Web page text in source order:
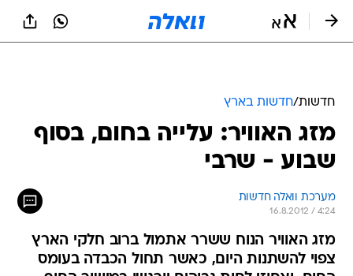
חדשות/חדשות בארץ
מזג האוויר: עלייה בחום, בסוף
שבוע - שרבי
מערכת וואלה חדשות
16.8.2012 / 4:24
מזג האוויר הנוח ששרר אתמול ברוב חלקי הארץ
צפוי להשתנות היום, כאשר תחול הכבדה בעומס